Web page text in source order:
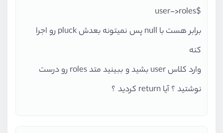
$user->roles
برابر هست با null پس نمیتونه بعدش pluck رو اجرا
کنه
وارد کلاس user بشید و ببینید متد roles رو درست
نوشتید ؟ آیا return کردید ؟